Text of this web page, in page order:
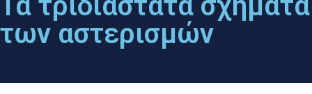
των αστερισμών